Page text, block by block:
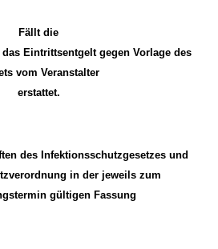
Fällt die
Eintrittsentgelt gegen Vorlage des
vom Veranstalter
erstattet.
des Infektionsschutzgesetzes und
in der jeweils zum
gültigen Fassung